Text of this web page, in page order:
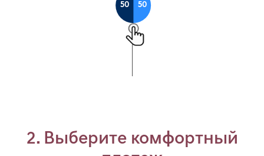
50 50
2. Выберите комфортный